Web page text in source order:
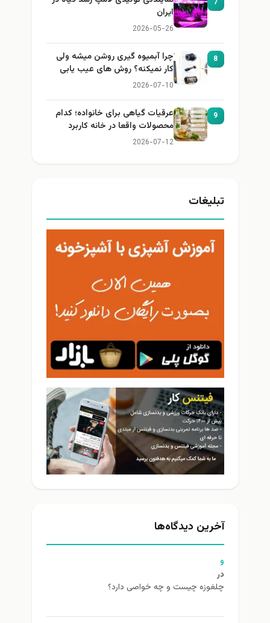
ایران
2026-05-26
8
چرا آبمیوه گیری روشن میشه ولی
کار نمیکنه؟ روش های عیب یابی
2026-07-10
9
عرقیات گیاهی برای خانواده؛ کدام
محصولات واقعا در خانه کاربرد
دارند؟
2026-07-12
تبلیغات
آخرین دیدگاه‌ها
و
در
چلغوزه چیست و چه خواصی دارد؟